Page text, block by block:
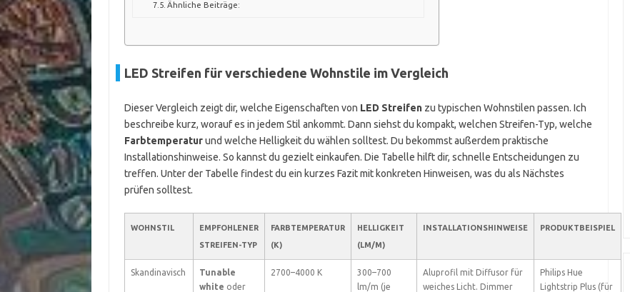
Ähnliche Beiträge:
LED Streifen für verschiedene Wohnstile im Vergleich
Dieser Vergleich zeigt dir, welche Eigenschaften von LED Streifenzu typischen Wohnstilen passen. Ich
beschreibe kurz, worauf es in jedem Stil ankommt. Dann siehst du kompakt, welchen Streifen-Typ, welche
Farbtemperaturund welche Helligkeit du wählen solltest. Du bekommst außerdem praktische
Installationshinweise. So kannst du gezielt einkaufen. Die Tabelle hilft dir, schnelle Entscheidungen zu
treffen. Unter der Tabelle findest du ein kurzes Fazit mit konkreten Hinweisen, was du als Nächstes
prüfen solltest.
WOHNSTIL
EMPFOHLENER
STREIFEN-TYP
FARBTEMPERATUR
(K)
HELLIGKEIT
(LM/M)
INSTALLATIONSHINWEISE PRODUKTBEISPIEL
Skandinavisch
Tunable
white oder
2700–4000 K
300–700
lm/m (je
Aluprofil mit Diffusor für
weiches Licht. Dimmer
Philips Hue
Lightstrip Plus (für